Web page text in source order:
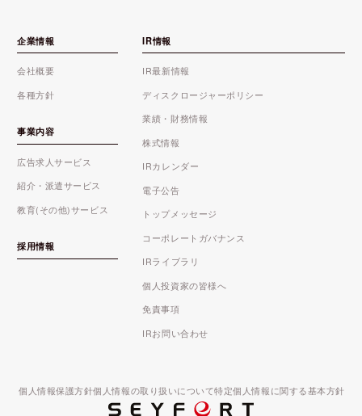
企業情報
会社概要
各種方針
事業内容
広告求人サービス
紹介・派遣サービス
教育(その他)サービス
採用情報
IR情報
IR最新情報
ディスクロージャーポリシー
業績・財務情報
株式情報
IRカレンダー
電子公告
トップメッセージ
コーポレートガバナンス
IRライブラリ
個人投資家の皆様へ
免責事項
IRお問い合わせ
個人情報保護方針個人情報の取り扱いについて特定個人情報に関する基本方針